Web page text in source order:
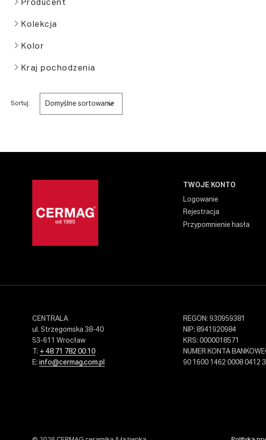
Producent
Kolekcja
Kolor
Kraj pochodzenia
Sortuj: Domyślne sortowanie
TWOJE KONTO
Logowanie
Rejestracja
Przypomnienie hasła
CENTRALA
ul. Strzegomska 38-40
53-611 Wrocław
T: + 48 71 782 00 10
E:info@cermag.com.pl
REGON: 930959381
NIP: 8941920984
KRS: 0000018571
NUMER KONTA
90 1600 1462 0008 0412